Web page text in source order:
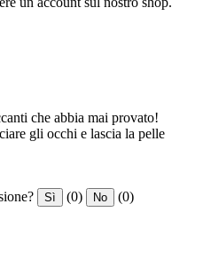
che abbia mai provato!
gli occhi e lascia la pelle
Sì (0) No (0)